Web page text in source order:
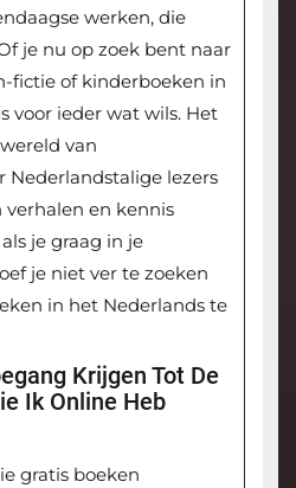
werken, die
je nu op zoek bent naar
fictie of kinderboeken in
voor ieder wat wils. Het
van
Nederlandstalige lezers
en kennis
je graag in je
je niet ver te zoeken
in het Nederlands te
Krijgen Tot De
Ik Online Heb
gratis boeken